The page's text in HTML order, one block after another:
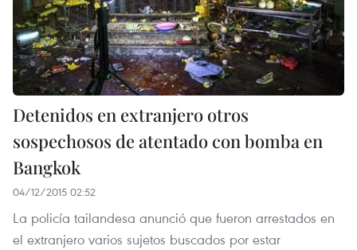
Detenidos en extranjero otros
sospechosos de atentado con bomba en
Bangkok
04/12/2015 02:52
La policía tailandesa anunció que fueron arrestados en
el extranjero varios sujetos buscados por estar